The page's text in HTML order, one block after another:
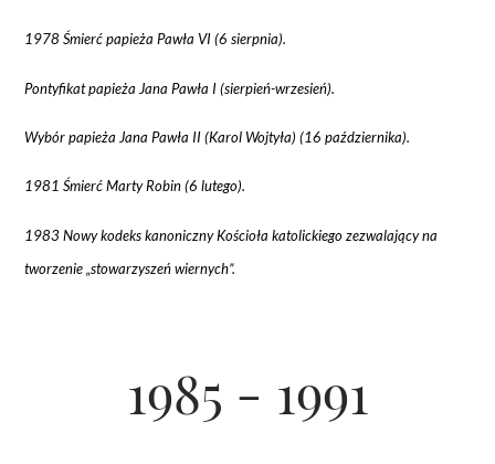
1978 Śmierć papieża Pawła VI (6 sierpnia).
Pontyfikat papieża Jana Pawła I (sierpień-wrzesień).
Wybór papieża Jana Pawła II (Karol Wojtyła) (16 października).
1981 Śmierć Marty Robin (6 lutego).
1983 Nowy kodeks kanoniczny Kościoła katolickiego zezwalający na
tworzenie „stowarzyszeń wiernych”.
1985 - 1991